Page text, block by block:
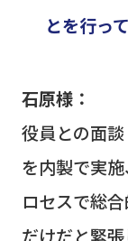
とを行っ
石原様：
役員との面談
を内製で実
ロセスで総
だけだと緊